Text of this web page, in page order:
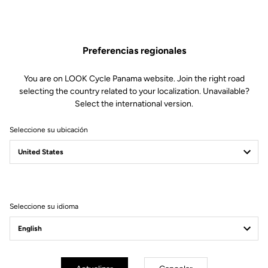
X-TRACK EN-RAGE
Preferencias regionales
You are on LOOK Cycle Panama website. Join the right road
selecting the country related to your localization. Unavailable?
Select the international version.
Seleccione su ubicación
Seleccione su idioma